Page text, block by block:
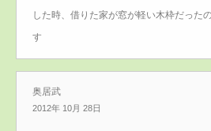
した時、借りた家が窓が軽い木枠だった
す
奥居武
2012年 10月 28日